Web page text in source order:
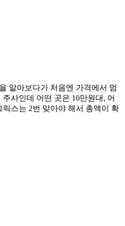
알아보다가 처음엔 가격에서 멈
사인데 어떤 곳은 10만원대, 어
스는 2번 맞아야 해서 총액이 확